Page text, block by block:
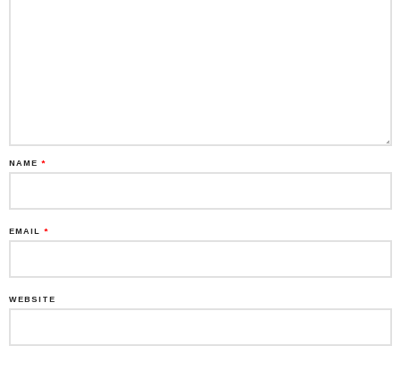
NAME *
EMAIL *
WEBSITE